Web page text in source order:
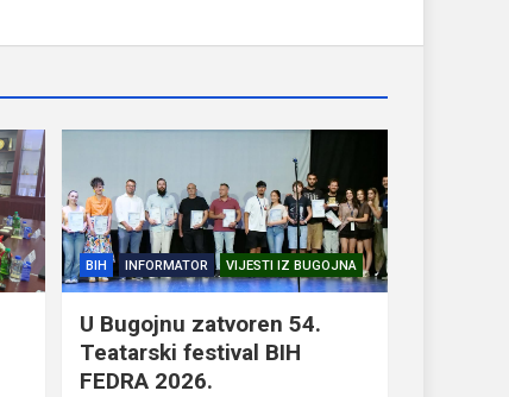
BIH INFORMATOR VIJESTI IZ BUGOJNA
U Bugojnu zatvoren 54.
Teatarski festival BIH
FEDRA 2026.